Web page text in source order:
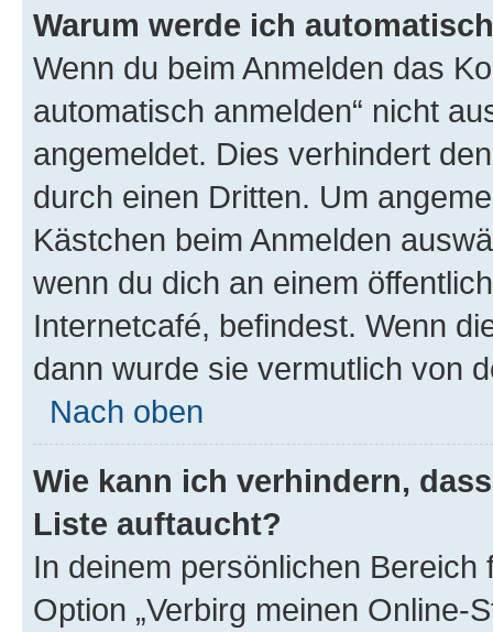
Warum werde ich
Wenn du beim Anmelden das
automatisch anmelden“ nicht
angemeldet. Dies verhindert
durch einen Dritten. Um
Kästchen beim Anmelden
wenn du dich an einem
Internetcafé, befindest. Wenn
dann wurde sie vermutlich von
Nach oben
Wie kann ich verhindern,
Liste auftaucht?
In deinem persönlichen
Option „Verbirg meinen Online-